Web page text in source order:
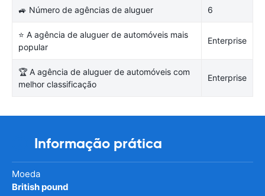
🚙 Número de agências de aluguer 6
⭐ A agência de aluguer de automóveis mais
popular
Enterprise
🏆 A agência de aluguer de automóveis com
melhor classificação
Enterprise
Informação prática
Moeda
British pound